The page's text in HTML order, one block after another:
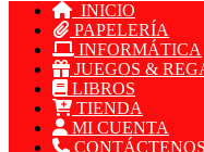
INICIO
PAPELERÍA
INFORMÁTICA
JUEGOS &
LIBROS
TIENDA
MI CUENTA
CONTÁCTENOS